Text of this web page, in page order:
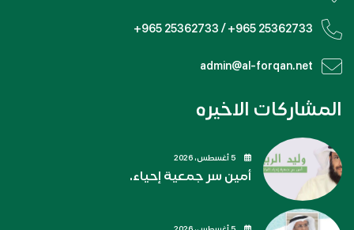
+965 25362733 / +965 25362733
admin@al-forqan.net
المشاركات الاخيره
أمين سر جمعية إحياء.